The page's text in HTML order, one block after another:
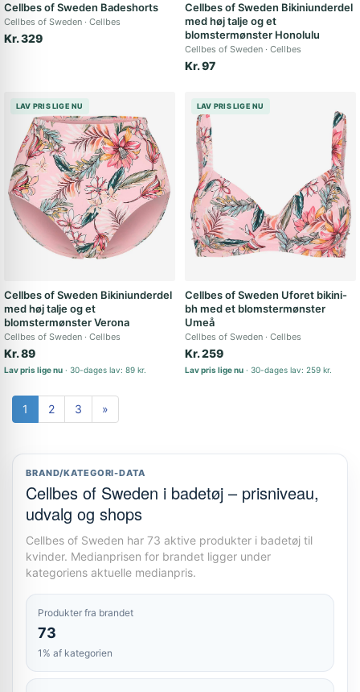
Cellbes of Sweden Badeshorts
Cellbes of Sweden Cellbes
Kr. 329
Cellbes of Sweden Bikiniunderdel
med høj talje og et
blomstermønster Honolulu
Cellbes of Sweden Cellbes
Kr. 97
LAV PRIS LIGE NU
Cellbes of Sweden Bikiniunderdel
med høj talje og et
blomstermønster Verona
Cellbes of Sweden Cellbes
Kr. 89
Lav pris lige nu 30-dages lav: 89 kr.
LAV PRIS LIGE NU
Cellbes of Sweden Uforet bikini-
bh med et blomstermønster
Umeå
Cellbes of Sweden Cellbes
Kr. 259
Lav pris lige nu 30-dages lav: 259 kr.
1 2 3 »
BRAND/KATEGORI-DATA
Cellbes of Sweden i badetøj – prisniveau,
udvalg og shops
Cellbes of Sweden har 73 aktive produkter i badetøj til
kvinder. Medianprisen for brandet ligger under
kategoriens aktuelle medianpris.
Produkter fra brandet
73
1% af kategorien